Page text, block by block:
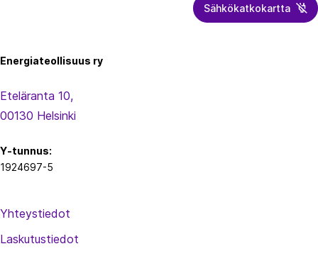
Sähkökatkokartta
Energiateollisuus ry
Eteläranta 10,
00130 Helsinki
Y-tunnus:
1924697-5
Yhteystiedot
Laskutustiedot